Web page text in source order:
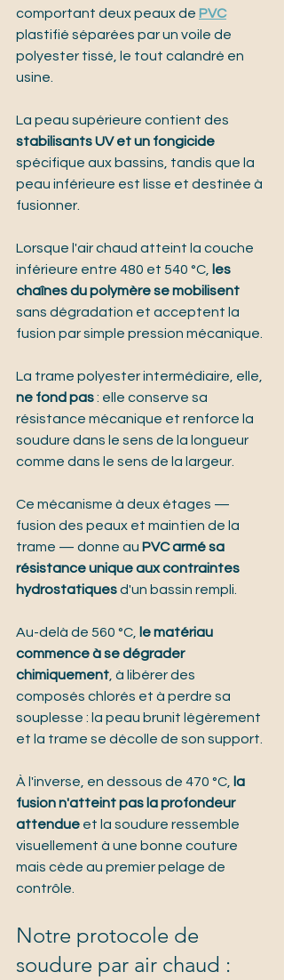
comportant deux peaux de PVC
plastifié séparées par un voile de
polyester tissé, le tout calandré en
usine.
La peau supérieure contient des
stabilisants UV et un fongicide
spécifique aux bassins, tandis que la
peau inférieure est lisse et destinée à
fusionner.
Lorsque l'air chaud atteint la couche
inférieure entre 480 et 540 °C, les
chaînes du polymère se mobilisent
sans dégradation et acceptent la
fusion par simple pression mécanique.
La trame polyester intermédiaire, elle,
ne fond pas : elle conserve sa
résistance mécanique et renforce la
soudure dans le sens de la longueur
comme dans le sens de la largeur.
Ce mécanisme à deux étages —
fusion des peaux et maintien de la
trame — donne au PVC armé sa
résistance unique aux contraintes
hydrostatiques d'un bassin rempli.
Au-delà de 560 °C, le matériau
commence à se dégrader
chimiquement, à libérer des
composés chlorés et à perdre sa
souplesse : la peau brunit légèrement
et la trame se décolle de son support.
À l'inverse, en dessous de 470 °C, la
fusion n'atteint pas la profondeur
attendue et la soudure ressemble
visuellement à une bonne couture
mais cède au premier pelage de
contrôle.
Notre protocole de
soudure par air chaud :